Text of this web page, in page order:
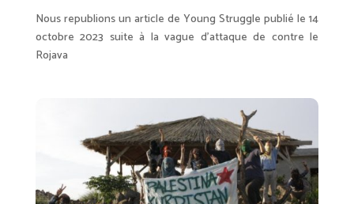
Nous republions un article de Young Struggle publié le 14
octobre 2023 suite à la vague d’attaque de contre le
Rojava